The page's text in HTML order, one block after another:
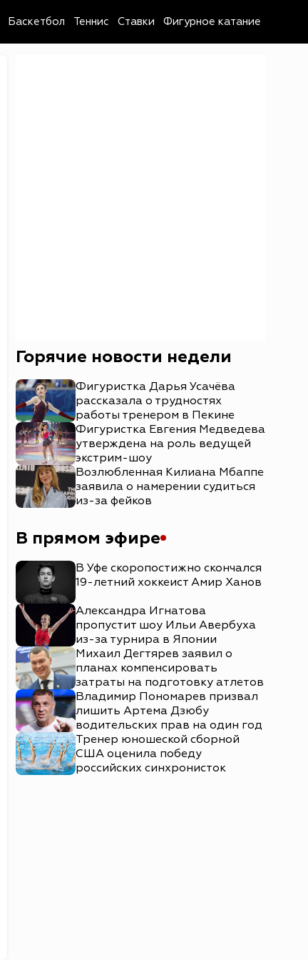
Баскетбол Теннис Ставки Фигурное катание
Горячие новости недели
Фигуристка Дарья Усачёва
рассказала о трудностях
работы тренером в Пекине
Фигуристка Евгения Медведева
утверждена на роль ведущей
экстрим-шоу
Возлюбленная Килиана Мбаппе
заявила о намерении судиться
из-за фейков
В прямом эфире
В Уфе скоропостижно скончался
19-летний хоккеист Амир Ханов
Александра Игнатова
пропустит шоу Ильи Авербуха
из-за турнира в Японии
Михаил Дегтярев заявил о
планах компенсировать
затраты на подготовку атлетов
Владимир Пономарев призвал
лишить Артема Дзюбу
водительских прав на один год
Тренер юношеской сборной
США оценила победу
российских синхронисток